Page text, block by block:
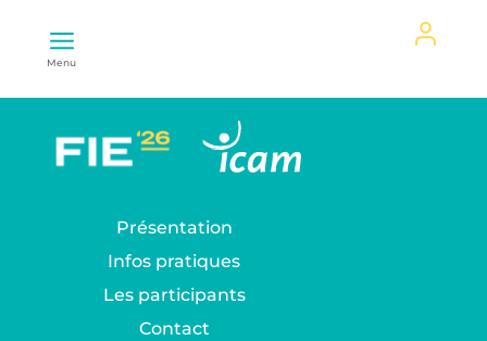
Menu
Présentation
Infos pratiques
Les participants
Contact